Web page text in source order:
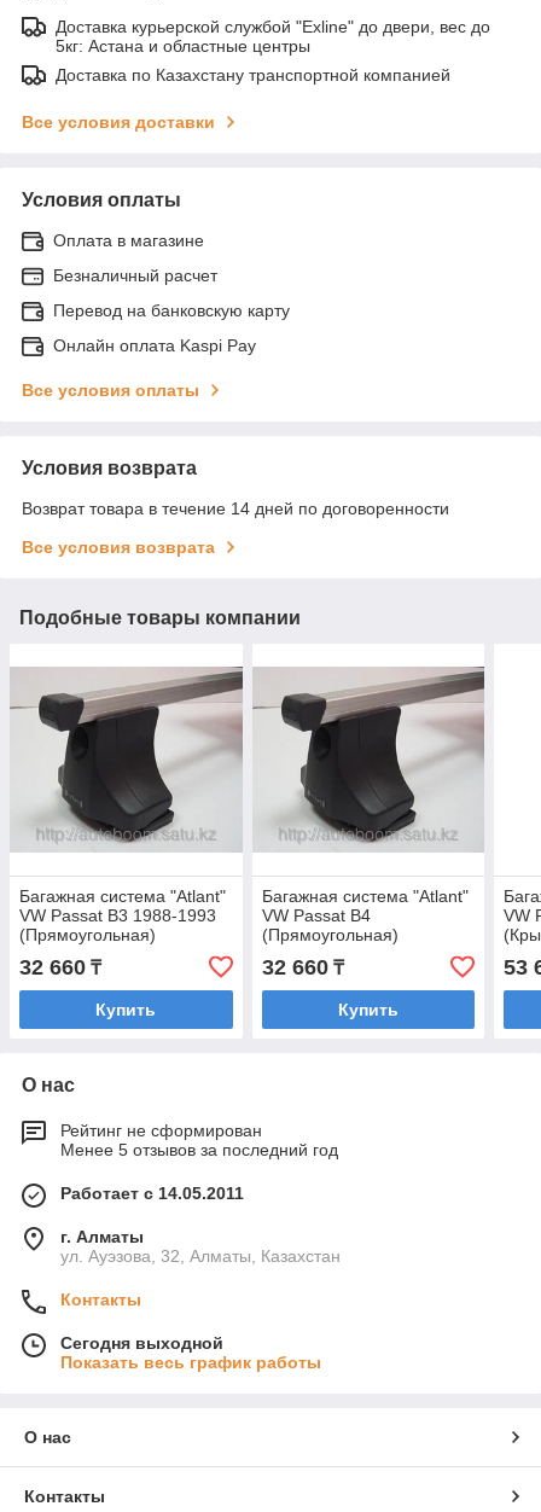
Доставка курьерской службой "Exline" до двери, вес до
5кг: Астана и областные центры
Доставка по Казахстану транспортной компанией
Все условия доставки
Условия оплаты
Оплата в магазине
Безналичный расчет
Перевод на банковскую карту
Онлайн оплата Kaspi Pay
Все условия оплаты
Условия возврата
Возврат товара в течение 14 дней по договоренности
Все условия возврата
Подобные товары компании
Багажная система "Atlant"
VW Passat B3 1988-1993
(Прямоугольная)
32 660 ₸
Купить
Багажная система "Atlant"
VW Passat B4
(Прямоугольная)
32 660₸
Купить
VW
53
О нас
Рейтинг не сформирован
Менее 5 отзывов за последний год
Работает с 14.05.2011
г. Алматы
ул. Ауэзова, 32, Алматы, Казахстан
Контакты
Сегодня выходной
Показать весь график работы
О нас
Контакты